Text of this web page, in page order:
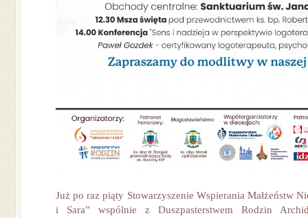
Już po raz piąty Stowarzyszenie Wspierania Małżeństw
i Sara” wspólnie z Duszpasterstwem Rodzin